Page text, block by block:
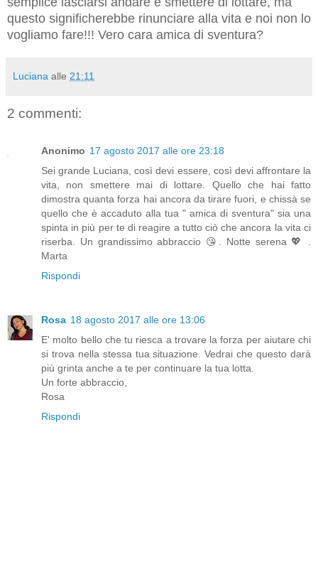
questo significherebbe rinunciare alla vita e noi non lo
vogliamo fare!!! Vero cara amica di sventura?
Luciana alle 21:11
2 commenti:
Anonimo 17 agosto 2017 alle ore 23:18
Sei grande Luciana, così devi essere, così devi affrontare la
vita, non smettere mai di lottare. Quello che hai fatto
dimostra quanta forza hai ancora da tirare fuori, e chissà se
quello che è accaduto alla tua " amica di sventura" sia una
spinta in più per te di reagire a tutto ciò che ancora la vita ci
riserba. Un grandissimo abbraccio 😘. Notte serena 💖 .
Marta
Rispondi
Rosa 18 agosto 2017 alle ore 13:06
E' molto bello che tu riesca a trovare la forza per aiutare chi
si trova nella stessa tua situazione. Vedrai che questo darà
più grinta anche a te per continuare la tua lotta.
Un forte abbraccio,
Rosa
Rispondi